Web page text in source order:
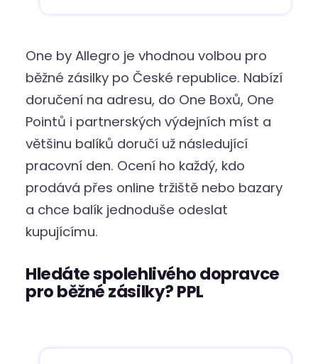
One by Allegro je vhodnou volbou pro
běžné zásilky po České republice. Nabízí
doručení na adresu, do One Boxů, One
Pointů i partnerských výdejních míst a
většinu balíků doručí už následující
pracovní den. Ocení ho každý, kdo
prodává přes online tržiště nebo bazary
a chce balík jednoduše odeslat
kupujícímu.
Hledáte spolehlivého dopravce
pro běžné zásilky? PPL